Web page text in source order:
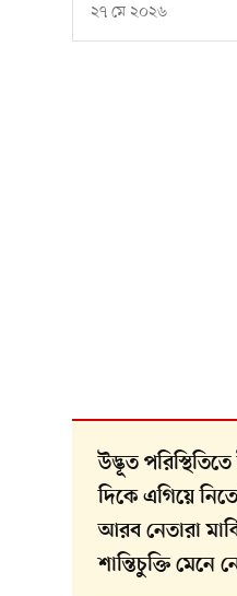
২৭ মে ২০২৬
উদ্ভূত
দিকে এগিয়ে
আরব নেতারা
শান্তিচুক্তি